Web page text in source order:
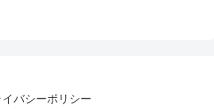
イバシーポリシー